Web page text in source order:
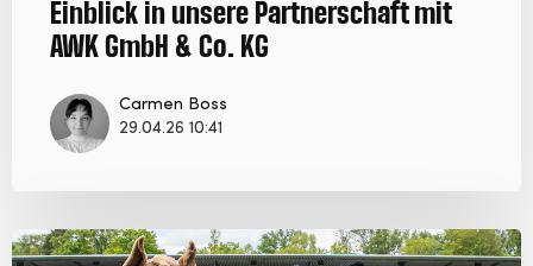
Einblick in unsere Partnerschaft mit
AWK GmbH & Co. KG
Carmen Boss
29.04.26 10:41